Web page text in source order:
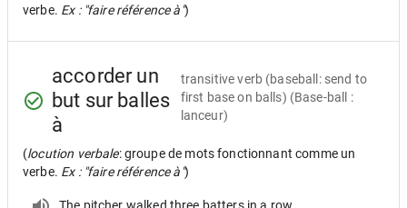
verbe. Ex : "faire référence à")
accorder un
but sur balles
à
transitive verb (baseball: send to
first base on balls) (Base-ball :
lanceur)
(locution verbale: groupe de mots fonctionnant comme un
verbe. Ex : "faire référence à")
The pitcher walked three batters in a row.